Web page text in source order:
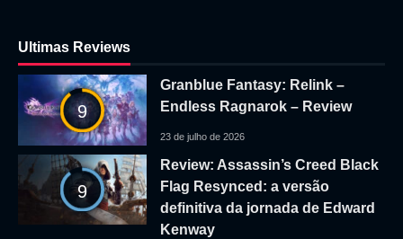
Ultimas Reviews
9
Granblue Fantasy: Relink –
Endless Ragnarok – Review
23 de julho de 2026
9
Review: Assassin’s Creed Black
Flag Resynced: a versão
definitiva da jornada de Edward
Kenway